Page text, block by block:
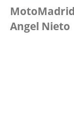
Angel Nieto